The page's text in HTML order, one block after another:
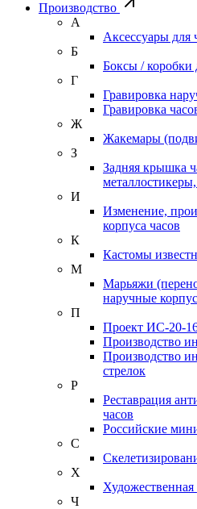
Производство
А
Аксессуары для
Б
Боксы / коробки
Г
Гравировка
Гравировка
Ж
Жакемары
З
Задняя крышка
И
Изменение,
корпуса часов
К
Кастомы
М
Марьяжи
наручные
П
Проект ИС-20-
Производство
Производство
стрелок
Р
Реставрация
часов
Российские
С
Х
Ч